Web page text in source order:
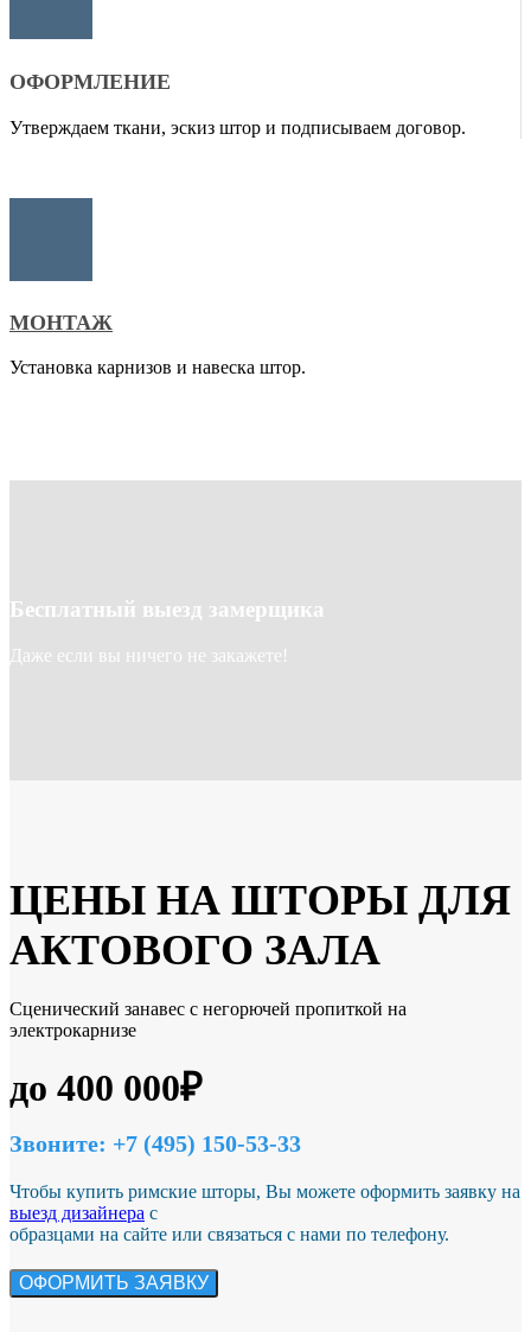
ОФОРМЛЕНИЕ
Утверждаем ткани, эскиз штор и подписываем договор.
МОНТАЖ
Установка карнизов и навеска штор.
Бесплатный выезд замерщика
Даже если вы ничего не закажете!
ЦЕНЫ НА ШТОРЫ ДЛЯ
АКТОВОГО ЗАЛА
Сценический занавес с негорючей пропиткой на
электрокарнизе
до 400 000₽
Звоните: +7 (495) 150-53-33
Чтобы купить римские шторы, Вы можете оформить заявку на
выезд дизайнера с
образцами на сайте или связаться с нами по телефону.